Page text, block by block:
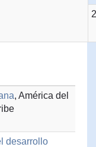
, América del
desarrollo